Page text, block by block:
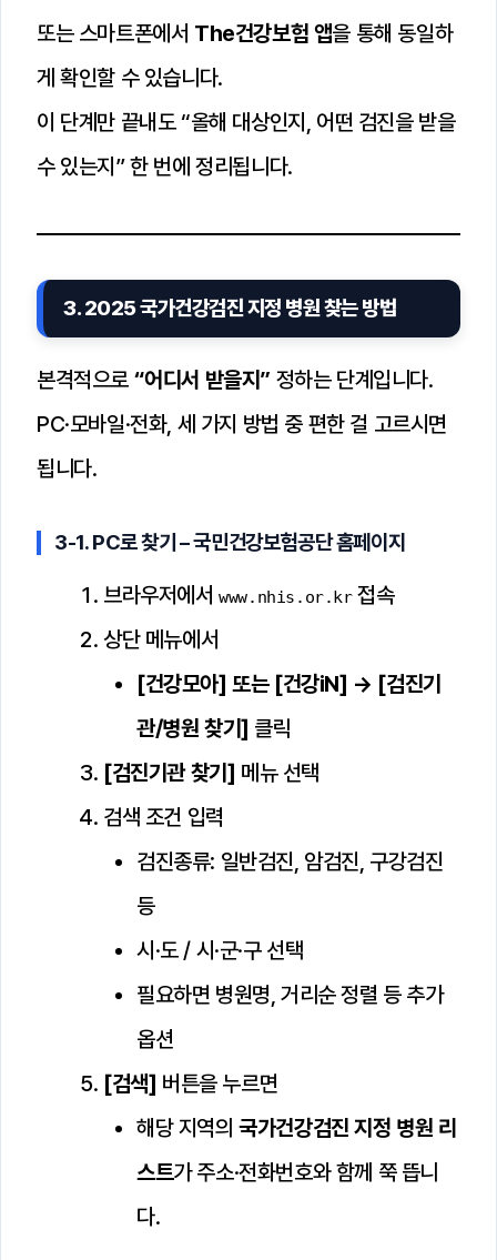
또는 스마트폰에서 The건강보험 앱을 통해 동일하
게 확인할 수 있습니다.
이 단계만 끝내도 “올해 대상인지, 어떤 검진을 받을
수 있는지” 한 번에 정리됩니다.
3. 2025 국가건강검진 지정 병원 찾는 방법
본격적으로 “어디서 받을지” 정하는 단계입니다.
PC·모바일·전화, 세 가지 방법 중 편한 걸 고르시면
됩니다.
3-1. PC로 찾기 – 국민건강보험공단 홈페이지
브라우저에서www.nhis.or.kr접속
상단 메뉴에서
[건강모아] 또는 [건강iN] → [검진기
관/병원 찾기] 클릭
[검진기관 찾기] 메뉴 선택
검색 조건 입력
검진종류: 일반검진, 암검진, 구강검진
등
시·도 / 시·군·구 선택
필요하면 병원명, 거리순 정렬 등 추가
옵션
[검색] 버튼을 누르면
해당 지역의국가건강검진 지정 병원 리
스트가 주소·전화번호와 함께 쭉 뜹니
다.